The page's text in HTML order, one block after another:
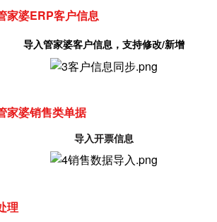
家婆ERP客户信息
导入管家婆客户信息，支持修改/新增
家婆销售类单据
导入开票信息
理